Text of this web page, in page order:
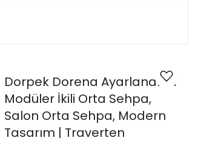
Dorpek Dorena Ayarlanabilir
Modüler İkili Orta Sehpa,
Salon Orta Sehpa, Modern
Tasarım | Traverten